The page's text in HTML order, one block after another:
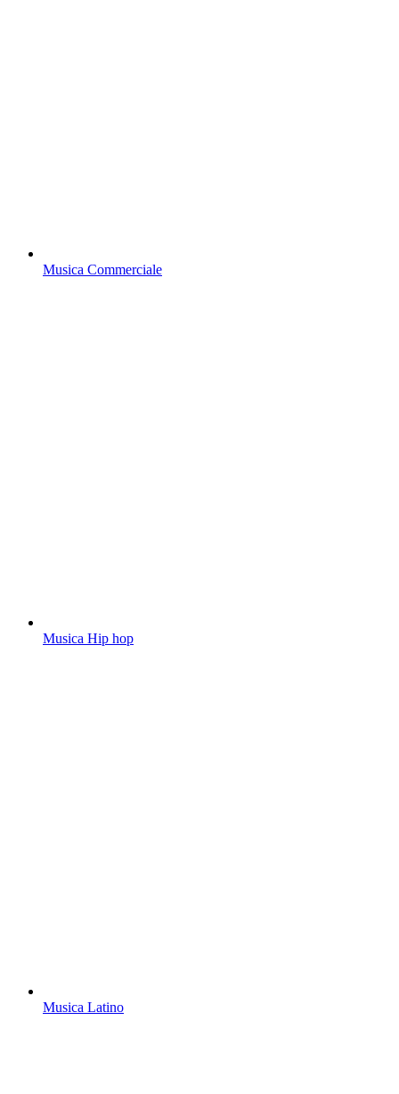
Musica Commerciale
Musica Hip hop
Musica Latino